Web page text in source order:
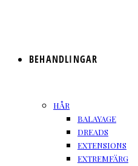
BEHANDLINGAR
HÅR
BALAYAGE
DREADS
EXTENSIONS
EXTREMFÄRG